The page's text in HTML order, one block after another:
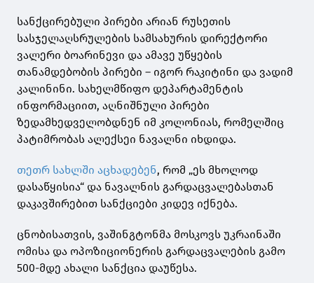
სანქცირებული პირები არიან რუსეთის
სასჯელაღსრულების სამსახურის დირექტორი
ვალერი ბოარინევი და ამავე უწყების
თანამდებობის პირები – იგორ რაკიტინი და ვადიმ
კალინინი. სახელმწიფო დეპარტამენტის
ინფორმაციით, აღნიშნული პირები
ზედამხედველობდნენ იმ კოლონიას, რომელშიც
პატიმრობას ალექსეი ნავალნი იხდიდა.
თეთრ სახლში აცხადებენ, რომ „ეს მხოლოდ
დასაწყისია“ და ნავალნის გარდაცვალებასთან
დაკავშირებით სანქციები კიდევ იქნება.
ცნობისათვის, ვაშინგტონმა მოსკოვს უკრაინაში
ომისა და ოპოზიციონერის გარდაცვალების გამო
500-მდე ახალი სანქცია დაუწესა.